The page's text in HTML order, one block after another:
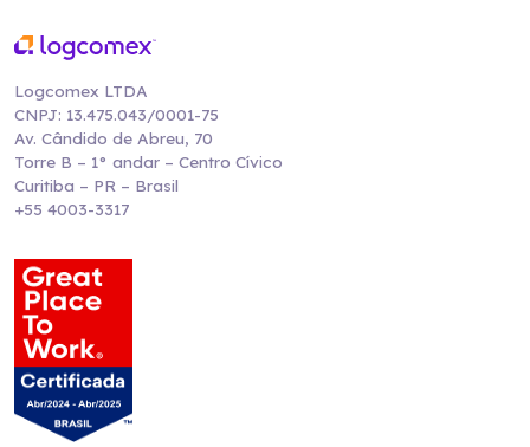
Logcomex LTDA
CNPJ: 13.475.043/0001-75
Av. Cândido de Abreu, 70
Torre B – 1° andar – Centro Cívico
Curitiba – PR – Brasil
+55 4003-3317